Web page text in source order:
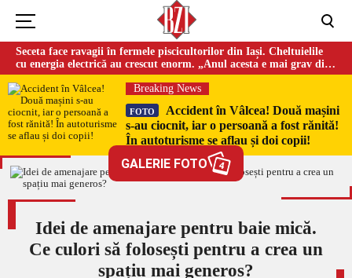
Seceta face ravagii în fermele piscicultorilor din Iași. Cheltuielile
cu energia electrică au crescut enorm. „Anul acesta e mai grav din
cauza temperaturilor foarte mari”
Breaking News
FOTO
Accident în Vâlcea! Două mașini
s-au ciocnit, iar o persoană a fost rănită!
În autoturisme se aflau și doi copii!
GALERIE FOTO 4
Idei de amenajare pentru baie mică.
Ce culori să folosești pentru a crea un
spațiu mai generos?